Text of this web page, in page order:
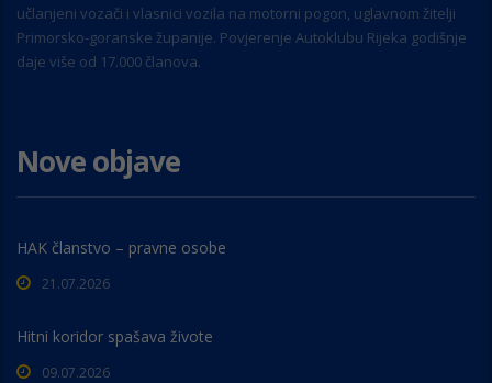
učlanjeni vozači i vlasnici vozila na motorni pogon, uglavnom žitelji
Primorsko-goranske županije. Povjerenje Autoklubu Rijeka godišnje
daje više od 17.000 članova.
Nove objave
HAK članstvo – pravne osobe
21.07.2026
Hitni koridor spašava živote
09.07.2026